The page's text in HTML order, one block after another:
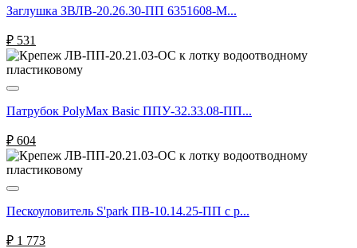
Заглушка ЗВЛВ-20.26.30-ПП 6351608-М...
₽ 531
Патрубок PolyMax Basic ППУ-32.33.08-ПП...
₽ 604
Пескоуловитель S'park ПВ-10.14.25-ПП с р...
₽ 1 773